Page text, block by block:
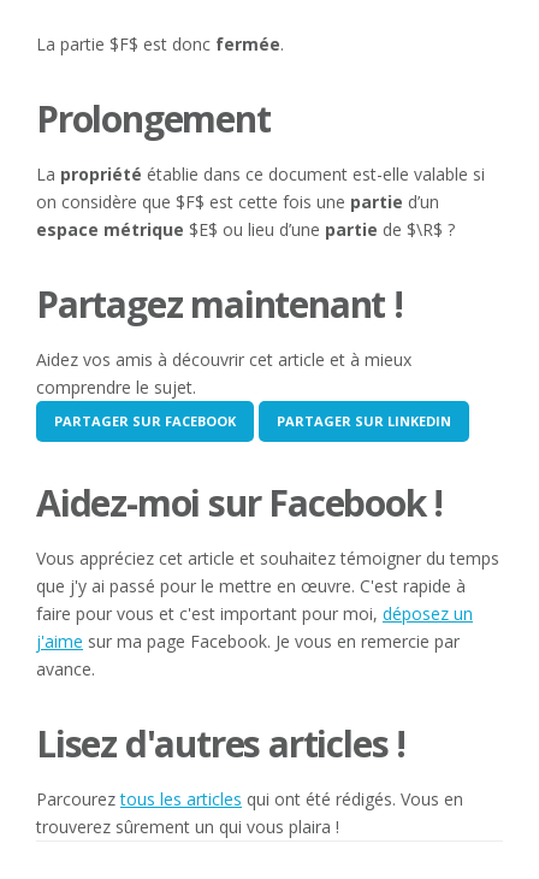
La partie $F$ est donc fermée.
Prolongement
La propriété établie dans ce document est-elle valable si
on considère que $F$ est cette fois une partie d’un
espace métrique $E$ ou lieu d’une partie de $\R$ ?
Partagez maintenant !
Aidez vos amis à découvrir cet article et à mieux
comprendre le sujet.
PARTAGER SUR FACEBOOK PARTAGER SUR LINKEDIN
Aidez-moi sur Facebook !
Vous appréciez cet article et souhaitez témoigner du temps
que j'y ai passé pour le mettre en œuvre. C'est rapide à
faire pour vous et c'est important pour moi, déposez un
j'aime sur ma page Facebook. Je vous en remercie par
avance.
Lisez d'autres articles !
Parcoureztous les articles qui ont été rédigés. Vous en
trouverez sûrement un qui vous plaira !